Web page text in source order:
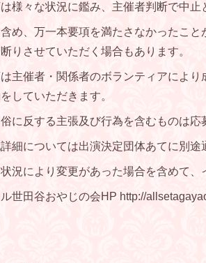
様々な状況に鑑み、主催者判断で中止
め、万一本要項を満たさなかったこ
りさせていただく場合もあります。
主催者・関係者のボランティアによ
していただきます。
に反する主張及び行為を含むものは応
細については出演決定団体あてに別途
況により変更があった場合を含めて
ル世田谷おやじの会HP http://